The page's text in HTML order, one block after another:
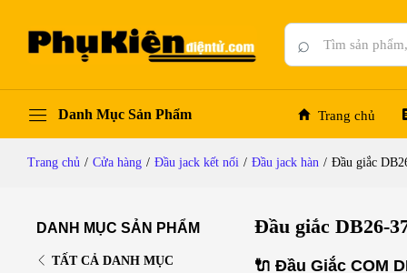
⌕
Danh Mục Sản Phẩm Trang chủ
Trang chủ / Cửa hàng / Đầu jack kết nối / Đầu jack hàn / Đầu giắc
Đầu giắc DB26-
🔌 Đầu Giắc COM
DANH MỤC SẢN PHẨM
TẤT CẢ DANH MỤC